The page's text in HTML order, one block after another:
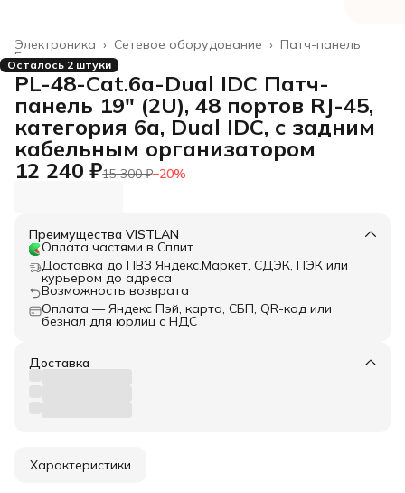
Патч-панель
Сетевое оборудование ›
Электроника ›
Главная ›
Осталось 2 штуки
PL-48-Cat.6a-Dual IDC Патч-
панель 19" (2U), 48 портов RJ-45,
категория 6a, Dual IDC, с задним
кабельным организатором
12 240 ₽15 300 ₽−20%
Преимущества VISTLAN
Оплата частями в Сплит
Доставка до ПВЗ Яндекс.Маркет, СДЭК, ПЭК или
курьером до адреса
Возможность возврата
Оплата — Яндекс Пэй, карта, СБП, QR-код или
безнал для юрлиц с НДС
Доставка
Характеристики